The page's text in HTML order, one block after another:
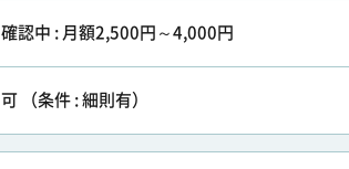
確認中 : 月額2,500円～4,000円
可 （条件 : 細則有）